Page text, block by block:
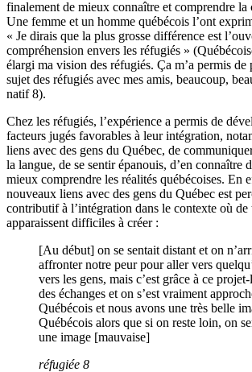
finalement de mieux connaître et comprendre la
Une femme et un homme québécois l’ont
« Je dirais que la plus grosse différence est
compréhension envers les réfugiés »
élargi ma vision des réfugiés. Ça m’a permis de
sujet des réfugiés avec mes amis, beaucoup,
natif 8).
Chez les réfugiés, l’expérience a permis de
facteurs jugés favorables à leur intégration,
liens avec des gens du Québec, de
la langue, de se sentir épanouis, d’en connaître
mieux comprendre les réalités québécoises. En
nouveaux liens avec des gens du Québec est
contributif à l’intégration dans le contexte où de
apparaissent difficiles à créer :
[Au début] on se sentait distant et on
affronter notre peur pour aller vers
vers les gens, mais c’est grâce à ce
des échanges et on s’est vraiment
Québécois et nous avons une très belle
Québécois alors que si on reste loin, on
une image [mauvaise]
réfugiée 8